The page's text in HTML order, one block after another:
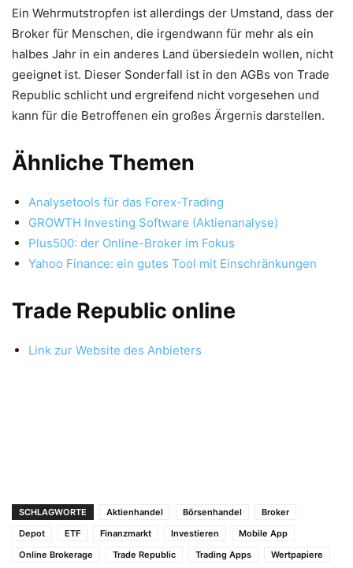
Ein Wehrmutstropfen ist allerdings der Umstand, dass der
Broker für Menschen, die irgendwann für mehr als ein
halbes Jahr in ein anderes Land übersiedeln wollen, nicht
geeignet ist. Dieser Sonderfall ist in den AGBs von Trade
Republic schlicht und ergreifend nicht vorgesehen und
kann für die Betroffenen ein großes Ärgernis darstellen.
Ähnliche Themen
Analysetools für das Forex-Trading
GROWTH Investing Software (Aktienanalyse)
Plus500: der Online-Broker im Fokus
Yahoo Finance: ein gutes Tool mit Einschränkungen
Trade Republic online
Link zur Website des Anbieters
SCHLAGWORTE Aktienhandel Börsenhandel
Broker
Depot
ETF Finanzmarkt Investieren
Mobile App
Online Brokerage
Trade Republic Trading Apps Wertpapiere